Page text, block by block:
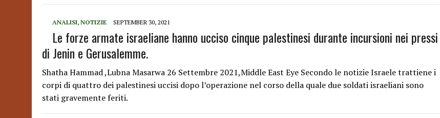
ANALISI, NOTIZIE SEPTEMBER 30, 2021
Le forze armate israeliane hanno ucciso cinque palestinesi durante incursioni nei pressi
di Jenin e Gerusalemme.
Shatha Hammad ,Lubna Masarwa 26 Settembre 2021,Middle East Eye Secondo le notizie Israele trattiene i
corpi di quattro dei palestinesi uccisi dopo l’operazione nel corso della quale due soldati israeliani sono
stati gravemente feriti.